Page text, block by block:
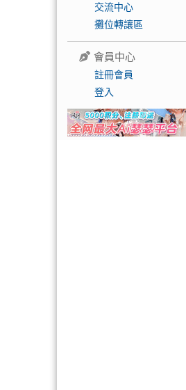
交流中心
攤位轉讓區
會員中心
註冊會員
登入